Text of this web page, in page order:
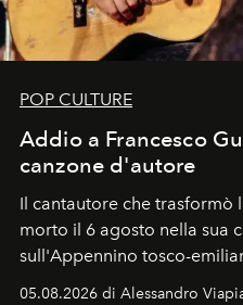
POP CULTURE
Addio a Francesco
canzone d'autore
Il cantautore che trasformò
morto il 6 agosto nella sua
sull'Appennino tosco-
05.08.2026 di Alessandro